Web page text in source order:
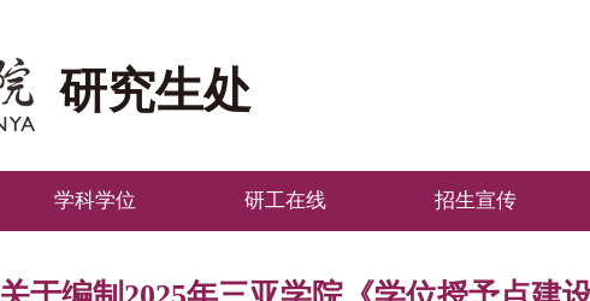
研究生处
学科学位 研工在线 招生宣传